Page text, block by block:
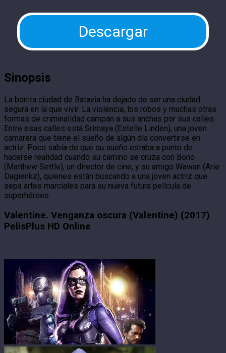
Descargar
Sinopsis
La bonita ciudad de Batavia ha dejado de ser una ciudad
segura en la que vivir. La violencia, los robos y muchas otras
formas de criminalidad campan a sus anchas por sus calles.
Entre esas calles está Srimaya (Estelle Linden), una joven
camarera que tiene el sueño de algún día convertirse en
actriz. Poco sabía de que su sueño estaba a punto de
hacerse realidad cuando su camino se cruza con Bono
(Matthew Settle), un director de cine, y su amigo Wawan (Arie
Dagienkz), quienes están buscando a una joven actriz que
sepa artes marciales para su nueva futura película de
superhéroes.
Valentine. Venganza oscura (Valentine) (2017)
PelisPlus HD Online